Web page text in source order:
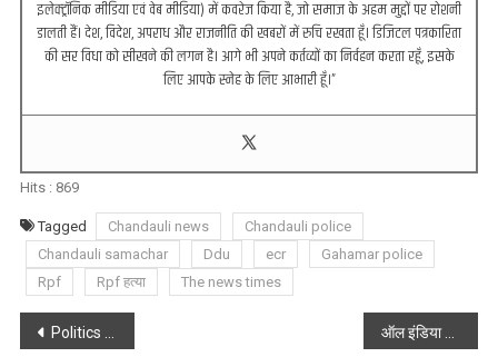
इलेक्ट्रॉनिक मीडिया एवं वेब मीडिया) में कवरेज किया है, जो समाज के अहम मुद्दों पर रोशनी
डालती हैं। देश, विदेश, अपराध और राजनीति की खबरों में रुचि रखता हूँ। डिजिटल पत्रकारिता
की सर विधा को सीखने की लगन है। आगे भी अपने कर्तव्यों का निर्वहन करता रहूँ, इसके
लिए आपके स्नेह के लिए आभारी हूँ।”
Hits : 869
Tagged Chandauli news
Chandauli police
Chandauli samachar
Ddu ecr
Gahamar police
Rpf
Rpf हत्या The news times
PostPolitics : प्रियंका ने ली पद और गोपनीयता की शपथ, हाथ मे था संविधान ऑल इंडिया क्योकुशिन कराटे फुल कांटेक्ट ओपन नाॅकडाउन टूर्नामेंट में मैडल जीत बच्चों ने बढ़ाया जिले का मान